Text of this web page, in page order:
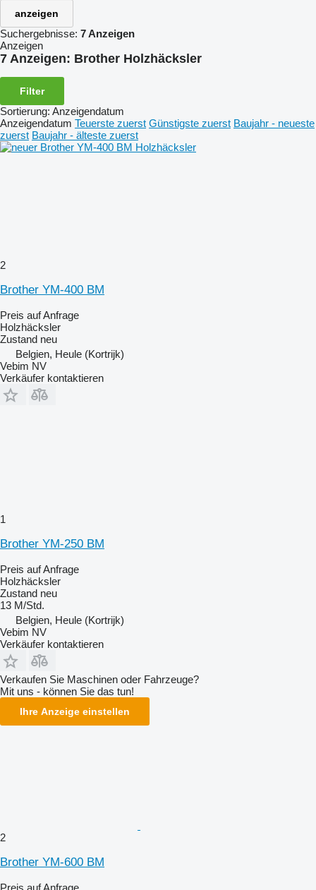
anzeigen
Suchergebnisse: 7 Anzeigen
Anzeigen
7 Anzeigen: Brother Holzhäcksler
Filter
Sortierung: Anzeigendatum
Anzeigendatum Teuerste zuerst Günstigste zuerst Baujahr - neueste
zuerst Baujahr - älteste zuerst
2
Brother YM-400 BM
Preis auf Anfrage
Holzhäcksler
Zustand neu
Belgien, Heule (Kortrijk)
Vebim NV
Verkäufer kontaktieren
1
Brother YM-250 BM
Preis auf Anfrage
Holzhäcksler
Zustand neu
13 M/Std.
Belgien, Heule (Kortrijk)
Vebim NV
Verkäufer kontaktieren
Verkaufen Sie Maschinen oder Fahrzeuge?
Mit uns - können Sie das tun!
Ihre Anzeige einstellen
2
Brother YM-600 BM
Preis auf Anfrage